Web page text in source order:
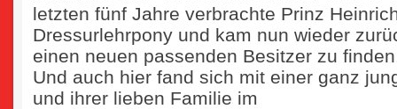
letzten fünf Jahre verbrachte Prinz
Dressurlehrpony und kam nun wieder
einen neuen passenden Besitzer zu
Und auch hier fand sich mit einer ganz
und ihrer lieben Familie im